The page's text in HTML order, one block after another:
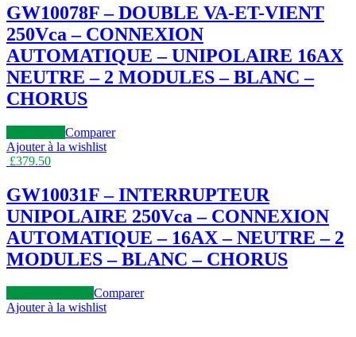
GW10078F – DOUBLE VA-ET-VIENT
250Vca – CONNEXION
AUTOMATIQUE – UNIPOLAIRE 16AX
NEUTRE – 2 MODULES – BLANC –
CHORUS
Comparer
Ajouter à la wishlist
£379.50
GW10031F – INTERRUPTEUR
UNIPOLAIRE 250Vca – CONNEXION
AUTOMATIQUE – 16AX – NEUTRE – 2
MODULES – BLANC – CHORUS
Comparer
Ajouter à la wishlist